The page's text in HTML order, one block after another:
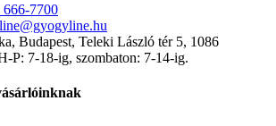
666-7700
Budapest, Teleki László tér 5, 1086
P: 7-18-ig, szombaton: 7-14-ig.